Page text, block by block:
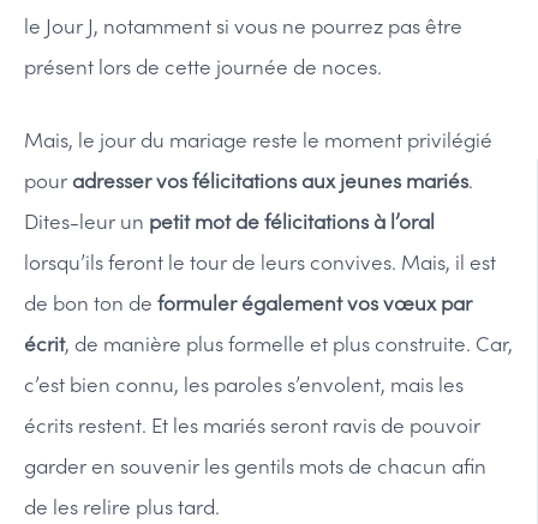
le Jour J, notamment si vous ne pourrez pas être
présent lors de cette journée de noces.
Mais, le jour du mariage reste le moment privilégié
pouradresser vos félicitations aux jeunes mariés.
Dites-leur un petit mot de félicitations à l’oral
lorsqu’ils feront le tour de leurs convives. Mais, il est
de bon ton de formuler également vos vœux par
écrit, de manière plus formelle et plus construite. Car,
c’est bien connu, les paroles s’envolent, mais les
écrits restent. Et les mariés seront ravis de pouvoir
garder en souvenir les gentils mots de chacun afin
de les relire plus tard.